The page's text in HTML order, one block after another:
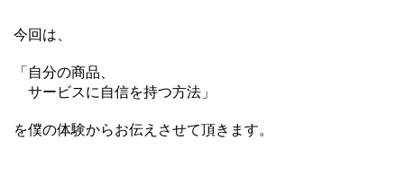
今回は、
「自分の商品、
サービスに自信を持つ方法」
を僕の体験からお伝えさせて頂きます。